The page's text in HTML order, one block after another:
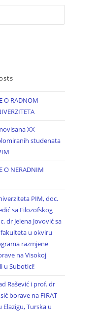
O RADNOM
XX
studenata
O NERADNIM
PIM, doc.
sa Filozofskog
dr Jelena Jovović sa
u okviru
razmjene
na Visokoj
u Subotici!
Rašević i prof. dr
borave na FIRAT
Turska u